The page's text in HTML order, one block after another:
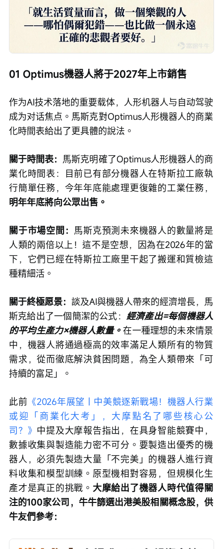
01 Optimus機器人將于2027年上市銷售
作为AI技术落地的重要载体，人形机器人与自动驾驶
成为对话焦点。馬斯克對Optimus人形機器人的商業
化時間表給出了更具體的說法。
關于時間表： 馬斯克明確了Optimus人形機器人的商
業化時間表：目前已有部分機器人在特斯拉工廠執
行簡單任務，今年年底能處理更復雜的工業任務，
明年年底將向公眾出售。
關于市場空間： 馬斯克預測未來機器人的數量將是
人類的兩倍以上！這不是空想，因為在2026年的當
下，它們已經在特斯拉工廠里干起了搬運和質檢這
種精細活。
關于終極愿景： 談及AI與機器人帶來的經濟增長，馬
斯克給出了一個簡潔的公式： 經濟產出=每個機器人
的平均生產力×機器人數量。在一種理想的未來情景
中，機器人將通過極高的效率滿足人類所有的物質
需求，從而徹底解決貧困問題，為全人類帶來「可
持續的富足」。
此前 《2026年展望｜中美競逐新戰場！機器人行業
或迎「商業化大考」，大摩點名了哪些核心公
司？》 中提及大摩報告指出，在具身智能競賽中，
數據收集與製造能力密不可分。要製造出優秀的機
器人，必須先製造大量「不完美」的機器人進行資
料收集和模型訓練。原型機相對容易，但規模化生
產才是真正的挑戰。 大摩給出了機器人時代值得關
注的100家公司，牛牛篩選出港美股相關概念股，供
牛友們參考：